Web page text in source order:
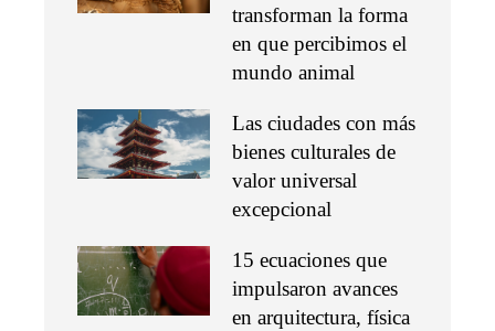
transforman la forma
en que percibimos el
mundo animal
Las ciudades con más
bienes culturales de
valor universal
excepcional
15 ecuaciones que
impulsaron avances
en arquitectura, física